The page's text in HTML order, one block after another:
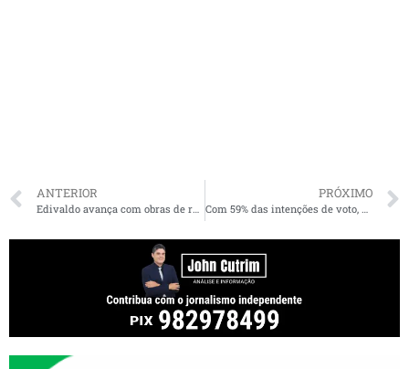
ANTERIOR PRÓXIMO